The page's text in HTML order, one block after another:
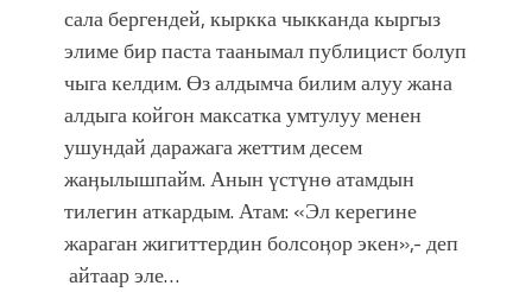
сала бергендей, кыркка чыкканда кыргыз
элиме бир паста таанымал публицист болуп
чыга келдим. Өз алдымча билим алуу жана
алдыга койгон максатка умтулуу менен
ушундай даражага жеттим десем
жаӊылышпайм. Анын үстүнө атамдын
тилегин аткардым. Атам: «Эл керегине
жараган жигиттердин болсоӊор экен»,- деп
айтаар эле…